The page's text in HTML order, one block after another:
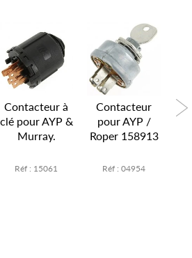
Contacteur à
clé pour AYP &
Murray.
Réf : 15061
Contacteur
pour AYP /
Roper 158913
Réf : 04954